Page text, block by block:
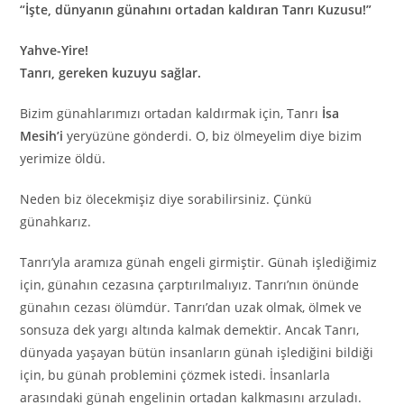
“İşte, dünyanın günahını ortadan kaldıran Tanrı Kuzusu!”
Yahve-Yire!
Tanrı, gereken kuzuyu sağlar.
Bizim günahlarımızı ortadan kaldırmak için, Tanrı İsa
Mesih’i yeryüzüne gönderdi. O, biz ölmeyelim diye bizim
yerimize öldü.
Neden biz ölecekmişiz diye sorabilirsiniz. Çünkü
günahkarız.
Tanrı’yla aramıza günah engeli girmiştir. Günah işlediğimiz
için, günahın cezasına çarptırılmalıyız. Tanrı’nın önünde
günahın cezası ölümdür. Tanrı’dan uzak olmak, ölmek ve
sonsuza dek yargı altında kalmak demektir. Ancak Tanrı,
dünyada yaşayan bütün insanların günah işlediğini bildiği
için, bu günah problemini çözmek istedi. İnsanlarla
arasındaki günah engelinin ortadan kalkmasını arzuladı.